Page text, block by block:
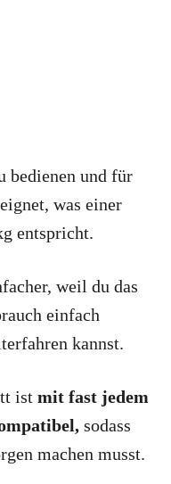
bedienen und für
was einer
entspricht.
weil du das
einfach
kannst.
ist mit fast jedem
sodass
machen musst.